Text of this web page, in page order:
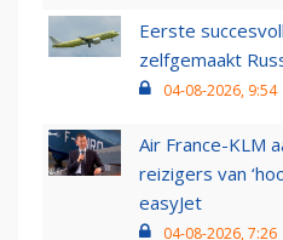
Eerste
zelfgemaakt
04-08-2026, 9:54
Air France-KLM
reizigers van
easyJet
04-08-2026, 7:26